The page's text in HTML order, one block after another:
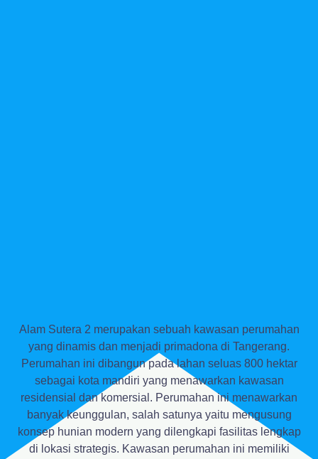
Alam Sutera 2 merupakan sebuah kawasan perumahan
yang dinamis dan menjadi primadona di Tangerang.
Perumahan ini dibangun pada lahan seluas 800 hektar
sebagai kota mandiri yang menawarkan kawasan
residensial dan komersial. Perumahan ini menawarkan
banyak keunggulan, salah satunya yaitu mengusung
konsep hunian modern yang dilengkapi fasilitas lengkap
di lokasi strategis. Kawasan perumahan ini memiliki